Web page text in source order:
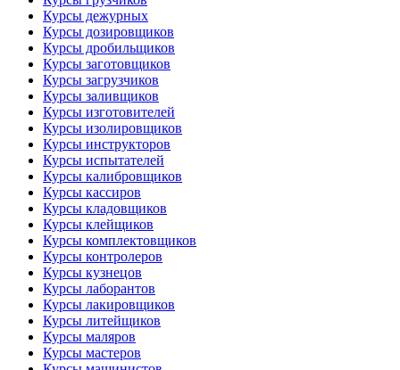
Курсы дежурных
Курсы дозировщиков
Курсы дробильщиков
Курсы заготовщиков
Курсы загрузчиков
Курсы заливщиков
Курсы изготовителей
Курсы изолировщиков
Курсы инструкторов
Курсы испытателей
Курсы калибровщиков
Курсы кассиров
Курсы кладовщиков
Курсы клейщиков
Курсы комплектовщиков
Курсы контролеров
Курсы кузнецов
Курсы лаборантов
Курсы лакировщиков
Курсы литейщиков
Курсы маляров
Курсы мастеров